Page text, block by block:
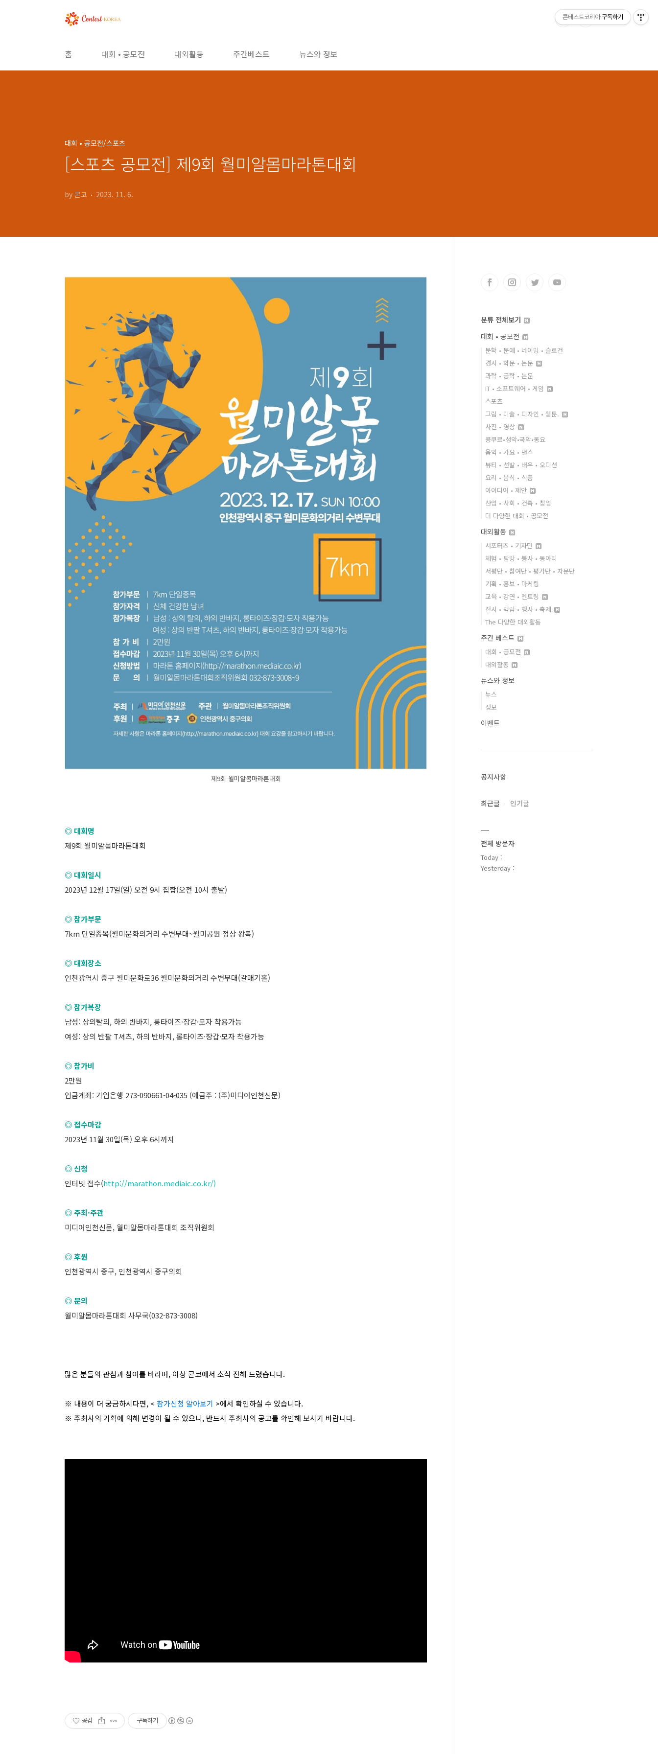
홈 대회 • 공모전 대외활동 주간베스트 뉴스와 정보
대회 • 공모전/스포츠
[스포츠 공모전] 제9회 월미알몸마라톤대회
by 콘코 2023. 11. 6.
제9회 월미알몸마라톤대회
◎ 대회명
제9회 월미알몸마라톤대회
◎ 대회일시
2023년 12월 17일(일) 오전 9시 집합(오전 10시 출발)
◎ 참가부문
7km 단일종목(월미문화의거리 수변무대~월미공원 정상 왕복)
◎ 대회장소
인천광역시 중구 월미문화로36 월미문화의거리 수변무대(갈매기홀)
◎ 참가복장
남성: 상의탈의, 하의 반바지, 롱타이즈·장갑·모자 착용가능
여성: 상의 반팔 T셔츠, 하의 반바지, 롱타이즈·장갑·모자 착용가능
◎ 참가비
2만원
입금계좌: 기업은행 273-090661-04-035 (예금주 : (주)미디어인천신문)
◎ 접수마감
2023년 11월 30일(목) 오후 6시까지
◎ 신청
인터넷 접수(http://marathon.mediaic.co.kr/)
◎ 주최·주관
미디어인천신문, 월미알몸마라톤대회 조직위원회
◎ 후원
인천광역시 중구, 인천광역시 중구의회
◎ 문의
월미알몸마라톤대회 사무국(032-873-3008)
많은 분들의 관심과 참여를 바라며, 이상 콘코에서 소식 전해 드렸습니다.
※ 내용이 더 궁금하시다면, < 참가신청 알아보기 >에서 확인하실 수 있습니다.
※ 주최사의 기획에 의해 변경이 될 수 있으니, 반드시 주최사의 공고를 확인해 보시기 바랍니다.
공감 구독하기
분류 전체보기
대회 • 공모전
문학 • 문예 • 네이밍 • 슬로건
경시 • 학문 • 논문
과학 • 공학 • 논문
IT • 소프트웨어 • 게임
스포츠
그림 • 미술 • 디자인 • 웹툰.
사진 • 영상
콩쿠르•성악•국악•동요
음악 • 가요 • 댄스
뷰티 • 선발 • 배우 • 오디션
요리 • 음식 • 식품
아이디어 • 제안
산업 • 사회 • 건축 • 창업
더 다양한 대회 • 공모전
대외활동
서포터즈 • 기자단
체험 • 탐방 • 봉사 • 동아리
서평단 • 참여단 • 평가단 • 자문단
기획 • 홍보 • 마케팅
교육 • 강연 • 멘토링
전시 • 박람 • 행사 • 축제
The 다양한 대외활동
주간 베스트
대회 • 공모전
대외활동
뉴스와 정보
뉴스
정보
이벤트
공지사항
최근글 인기글
전체 방문자
Today :
Yesterday :
콘테스트코리아 구독하기